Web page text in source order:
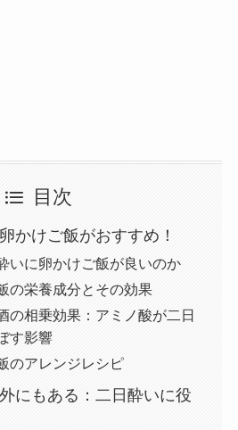
目次
かけご飯がおすすめ！
いに卵かけご飯が良いのか
の栄養成分とその効果
の相乗効果：アミノ酸が二日
す影響
のアレンジレシピ
にもある：二日酔いに役